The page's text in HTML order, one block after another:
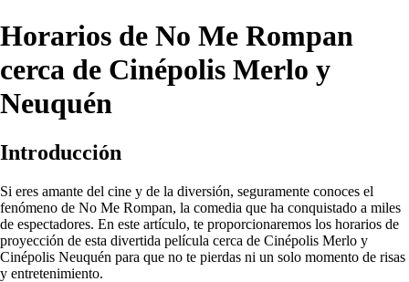
Horarios de No Me Rompan
cerca de Cinépolis Merlo y
Neuquén
Introducción
Si eres amante del cine y de la diversión, seguramente conoces el
fenómeno de No Me Rompan, la comedia que ha conquistado a miles
de espectadores. En este artículo, te proporcionaremos los horarios de
proyección de esta divertida película cerca de Cinépolis Merlo y
Cinépolis Neuquén para que no te pierdas ni un solo momento de risas
y entretenimiento.